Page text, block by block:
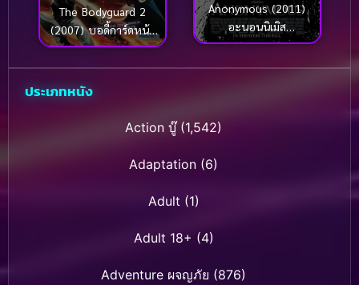
The Bodyguard 2
(2007) บอดี้การ์ดหน้า
เหลี่ยม ภาค 2
Anonymous (2011)
อะนอนนิเมิส
นามปากกาลวงโลก
ประเภทหนัง
Action บู๊(1,542)
Adaptation (6)
Adult (1)
Adult 18+ (4)
Adventure ผจญภัย (876)